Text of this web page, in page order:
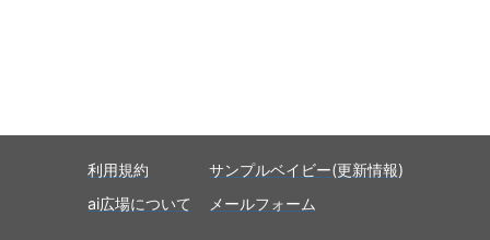
利用規約
ai広場について
サンプルベイビー(更新情報)
メールフォーム